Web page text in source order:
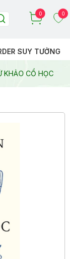
0 0
SUY TƯỞNG
KHẢO CỔ HỌC